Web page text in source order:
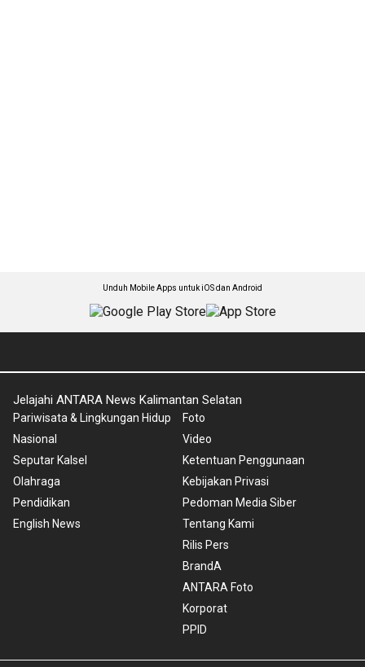
Unduh Mobile Apps untuk iOS dan Android
Jelajahi ANTARA News Kalimantan Selatan
Pariwisata & Lingkungan Hidup
Nasional
Seputar Kalsel
Olahraga
Pendidikan
English News
Foto
Video
Ketentuan Penggunaan
Kebijakan Privasi
Pedoman Media Siber
Tentang Kami
Rilis Pers
BrandA
ANTARA Foto
Korporat
PPID